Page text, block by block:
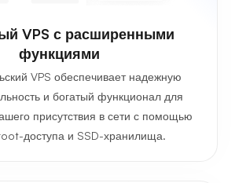
VPS с расширенными
функциями
VPS обеспечивает надежную
и богатый функционал для
присутствия в сети с помощью
доступа и SSD-хранилища.